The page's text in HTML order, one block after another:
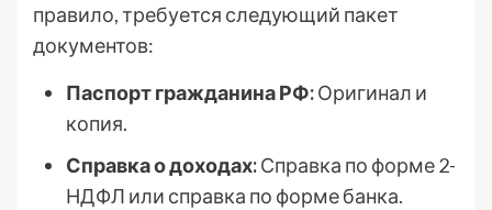
правило, требуется следующий пакет
документов:
Паспорт гражданина РФ:Оригинал и
копия.
Справка о доходах:Справка по форме 2-
НДФЛ или справка по форме банка.